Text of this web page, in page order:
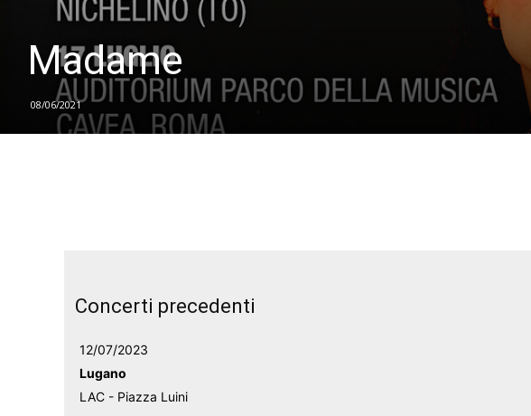
Madame
08/06/2021
Concerti precedenti
12/07/2023
Lugano
LAC - Piazza Luini